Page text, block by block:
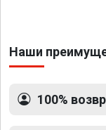
Наши
100%